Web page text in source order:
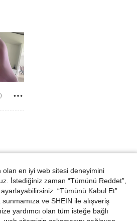
en iyi web sitesi deneyimini
İstediğiniz zaman “Tümünü Reddet”,
“Tümünü Kabul Et”
ve SHEIN ile alışveriş
yardımcı olan tüm isteğe bağlı